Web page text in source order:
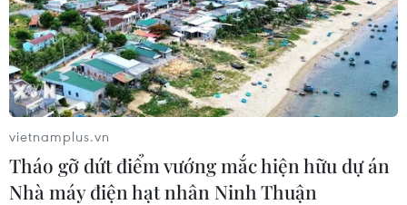
#Xét nghiệm nhanh
#Số ca mắc Singapore
Theo dõi VietnamPlus
vietnamplus.vn
Tháo gỡ dứt điểm vướng mắc hiện hữu dự án
Nhà máy điện hạt nhân Ninh Thuận